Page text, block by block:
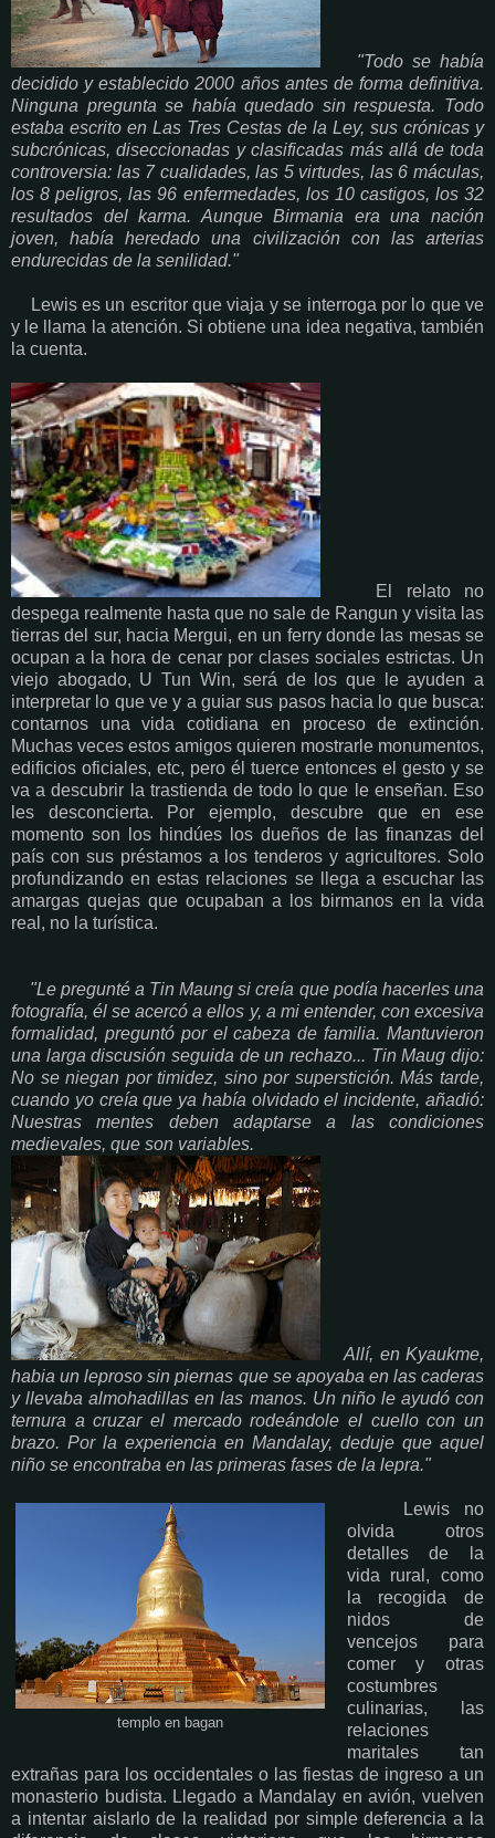
"Todo se había
decidido y establecido 2000 años antes de forma definitiva.
Ninguna pregunta se había quedado sin respuesta. Todo
estaba escrito en Las Tres Cestas de la Ley, sus crónicas y
subcrónicas, diseccionadas y clasificadas más allá de toda
controversia: las 7 cualidades, las 5 virtudes, las 6 máculas,
los 8 peligros, las 96 enfermedades, los 10 castigos, los 32
resultados del karma. Aunque Birmania era una nación
joven, había heredado una civilización con las arterias
endurecidas de la senilidad."
Lewis es un escritor que viaja y se interroga por lo que ve
y le llama la atención. Si obtiene una idea negativa, también
la cuenta.
El relato no
despega realmente hasta que no sale de Rangun y visita las
tierras del sur, hacia Mergui, en un ferry donde las mesas se
ocupan a la hora de cenar por clases sociales estrictas. Un
viejo abogado, U Tun Win, será de los que le ayuden a
interpretar lo que ve y a guiar sus pasos hacia lo que busca:
contarnos una vida cotidiana en proceso de extinción.
Muchas veces estos amigos quieren mostrarle monumentos,
edificios oficiales, etc, pero él tuerce entonces el gesto y se
va a descubrir la trastienda de todo lo que le enseñan. Eso
les desconcierta. Por ejemplo, descubre que en ese
momento son los hindúes los dueños de las finanzas del
país con sus préstamos a los tenderos y agricultores. Solo
profundizando en estas relaciones se llega a escuchar las
amargas quejas que ocupaban a los birmanos en la vida
real, no la turística.
"Le pregunté a Tin Maung si creía que podía hacerles una
fotografía, él se acercó a ellos y, a mi entender, con excesiva
formalidad, preguntó por el cabeza de familia. Mantuvieron
una larga discusión seguida de un rechazo... Tin Maug dijo:
No se niegan por timidez, sino por superstición. Más tarde,
cuando yo creía que ya había olvidado el incidente, añadió:
Nuestras mentes deben adaptarse a las condiciones
medievales, que son variables.
Allí, en Kyaukme,
habia un leproso sin piernas que se apoyaba en las caderas
y llevaba almohadillas en las manos. Un niño le ayudó con
ternura a cruzar el mercado rodeándole el cuello con un
brazo. Por la experiencia en Mandalay, deduje que aquel
niño se encontraba en las primeras fases de la lepra."
templo en bagan
Lewis no
olvida otros
detalles de la
vida rural, como
la recogida de
nidos de
vencejos para
comer y otras
costumbres
culinarias, las
relaciones
maritales tan
extrañas para los occidentales o las fiestas de ingreso a un
monasterio budista. Llegado a Mandalay en avión, vuelven
a intentar aislarlo de la realidad por simple deferencia a la